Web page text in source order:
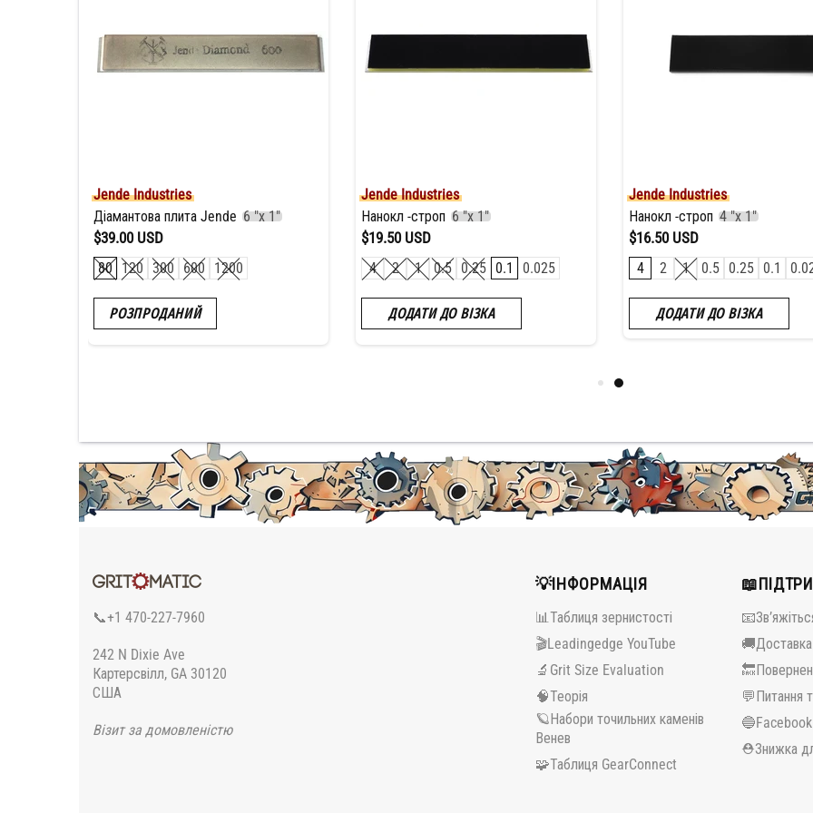
Jende Industries
Діамантова плита Jende 6 "x 1"
$39.00 USD
80 120 300 600 1200
РОЗПРОДАНИЙ
Jende Industries
Нанокл -строп 6 "х 1"
$19.50 USD
4 2 1 0.5 0.25 0.1 0.025
ДОДАТИ ДО ВІЗКА
Jende Industries
Нанокл -строп 4 "x 1"
$16.50 USD
4 2 1 0.5 0.25 0.1
ДОДАТИ ДО ВІЗКА
📞+1 470-227-7960
242 N Dixie Ave
Картерсвілл, GA 30120
США
Візит за домовленістю
💡ІНФОРМАЦІЯ
📊Таблиця зернистості
🎬Leadingedge YouTube
🔬Grit Size Evaluation
🧠Теорія
🪐Набори точильних каменів
Венев
🧩Таблиця GearConnect
🚚Доставка
💬Питання
🔵️Facebook
⛑️Знижка